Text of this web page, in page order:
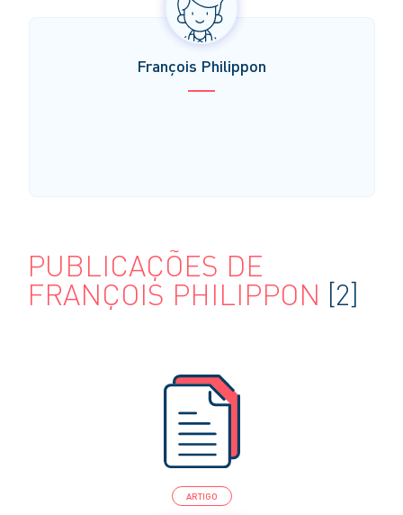
François Philippon
PUBLICAÇÕES DE
FRANÇOIS PHILIPPON [2]
ARTIGO